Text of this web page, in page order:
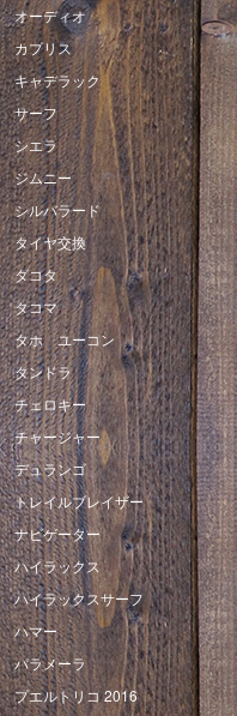
オーディオ
カプリス
キャデラック
サーフ
シエラ
ジムニー
シルバラード
タイヤ交換
ダコタ
タコマ
タホ ユーコン
タンドラ
チェロキー
チャージャー
デュランゴ
トレイルブレイザー
ナビゲーター
ハイラックス
ハイラックスサーフ
ハマー
パラメーラ
プエルトリコ 2016